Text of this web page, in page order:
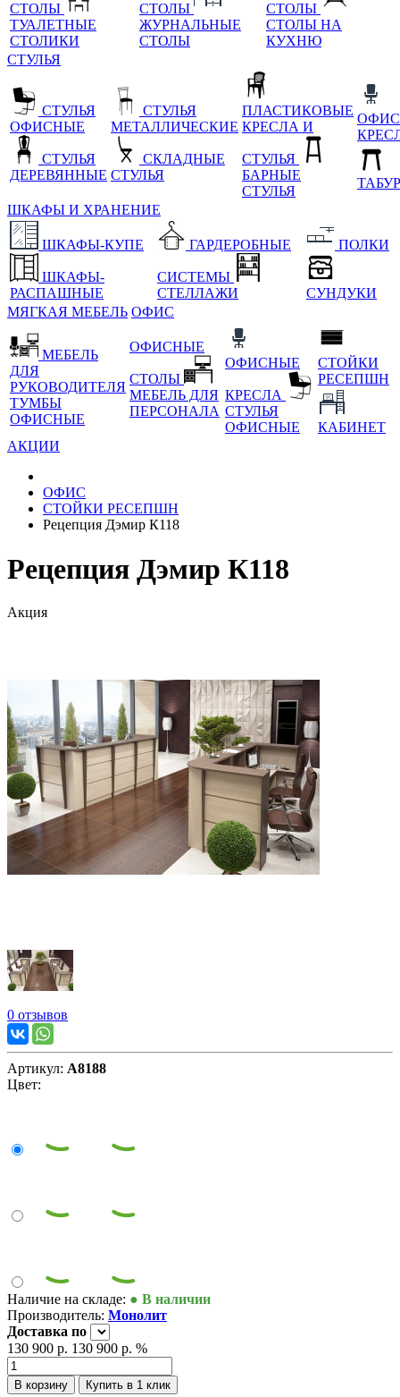
СТОЛЫ
ТУАЛЕТНЫЕ
СТОЛИКИ
СТОЛЫ
ЖУРНАЛЬНЫЕ
СТОЛЫ
СТОЛЫ
СТОЛЫ НА
КУХНЮ
СТУЛЬЯ
СТУЛЬЯ
ОФИСНЫЕ
СТУЛЬЯ
ДЕРЕВЯННЫЕ
СТУЛЬЯ
МЕТАЛЛИЧЕСКИЕ
СКЛАДНЫЕ
СТУЛЬЯ
ПЛАСТИКОВЫЕ
КРЕСЛА И
СТУЛЬЯ
БАРНЫЕ
СТУЛЬЯ
ШКАФЫ И ХРАНЕНИЕ
ШКАФЫ-КУПЕ
ШКАФЫ-
РАСПАШНЫЕ
ГАРДЕРОБНЫЕ
СИСТЕМЫ
СТЕЛЛАЖИ
ПОЛКИ
СУНДУКИ
МЯГКАЯ МЕБЕЛЬ ОФИС
МЕБЕЛЬ
ДЛЯ
РУКОВОДИТЕЛЯ
ТУМБЫ
ОФИСНЫЕ
ОФИСНЫЕ
СТОЛЫ
МЕБЕЛЬ ДЛЯ
ПЕРСОНАЛА
ОФИСНЫЕ
КРЕСЛА
СТУЛЬЯ
ОФИСНЫЕ
СТОЙКИ
РЕСЕПШН
КАБИНЕТ
АКЦИИ
ОФИС
СТОЙКИ РЕСЕПШН
Рецепция Дэмир К118
Рецепция Дэмир К118
Акция
0 отзывов
Артикул: А8188
Цвет:
Наличие на складе: ● В наличии
Производитель: Монолит
Доставка по
130 900 р. 130 900 р. %
В корзину Купить в 1 клик